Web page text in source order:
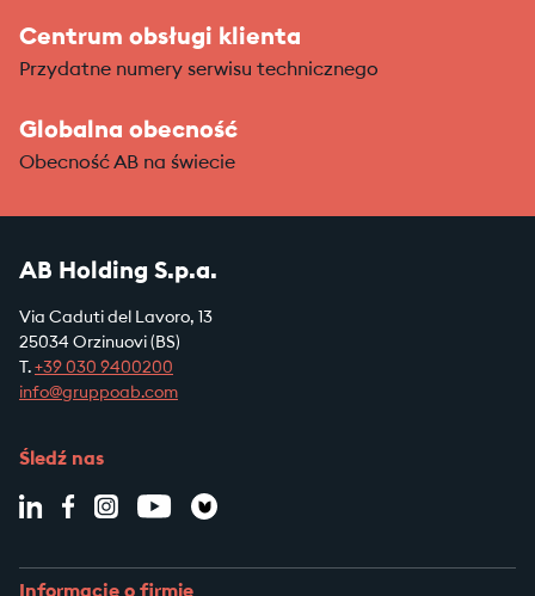
Centrum obsługi klienta
Przydatne numery serwisu technicznego
Globalna obecność
Obecność AB na świecie
AB Holding S.p.a.
Via Caduti del Lavoro, 13
25034 Orzinuovi (BS)
T. +39 030 9400200
info@gruppoab.com
Śledź nas